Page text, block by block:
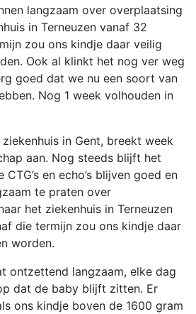
langzaam over overplaatsing
in Terneuzen vanaf 32
zou ons kindje daar veilig
Ook al klinkt het nog ver weg
goed dat we nu een soort van
Nog 1 week volhouden in
in Gent, breekt week
aan. Nog steeds blijft het
en echo’s blijven goed en
te praten over
het ziekenhuis in Terneuzen
die termijn zou ons kindje daar
worden.
ontzettend langzaam, elke dag
dat de baby blijft zitten. Er
ons kindje boven de 1600 gram